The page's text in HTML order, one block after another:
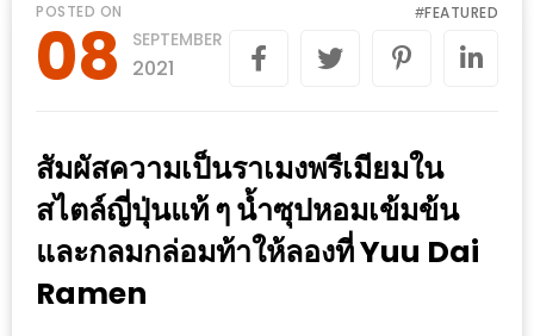
ความ
เป็น
เล่น
กัน
ฐานะ
อะไร
ก็ได้
…
งาน
POSTED ON
08 SEPTEMBER
2021
#FEATURED
สัมผัสความเป็นราเมงพรีเมียมใน
สไตล์ญี่ปุ่นแท้ ๆ น้ำซุปหอมเข้มข้น
และกลมกล่อมท้าให้ลองที่ Yuu Dai
Ramen